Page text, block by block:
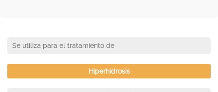
Se utiliza para el tratamiento de:
Hiperhidrosis